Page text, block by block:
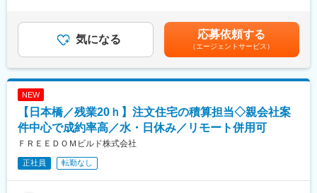
入社後、ベテラン社員が一から丁寧にフォローします。徐々に慣
れてきたら、先輩社員と一緒に現場に回っていただき、ゆくゆく
は独り立ちし現場常駐の業務をお任せ致します。
るからといって、いきなり1人で業務をお任せするなどはございま
■今後のキャリア：
スキルやご希望に応じて、意匠設計ポジションなどジョブローテ
ーションでチャレンジいただくことが可能です！ご自身の最大限
現場（施工管理 9名（うち執行役員2名） 設計積算 1名）
その他 3名
男女比：男性13名、女性4名
・現場の裁量が大きく、やりがいがあります。資格取得支援など
行い、スキルアップにも力を注いでいます
・広島県内、四国は愛媛、香川県、九州は北九州、福岡県、熊本
県兵庫県は三木市など多数工事実績があります。出張時には地元
の味覚を堪能するのも楽しみのひとつとも言えます。
～20,000円・賞与：年2回 （前年度合計4カ月分）※業績によ
る ・昇給：年1回 （昇給率2％～10％） ※業績および実績評
価による賃金はあくまでも目安の金額であり、選考を通じて上下
する可能性があります。月給(月額)は固定手当を含めた表記です。
気になる 応募依頼する
（エージェントサービス）
NEW
【日本橋／残業20ｈ】注文住宅の積算担当◇親会社案
件中心で成約率高／水・日休み／リモート併用可
ＦＲＥＥＤＯＭビルド株式会社
正社員 転勤なし